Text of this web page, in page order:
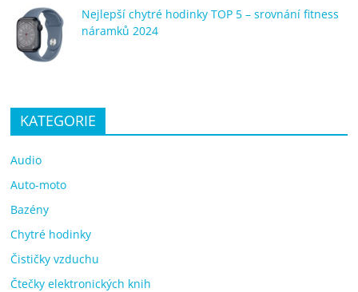
Nejlepší chytré hodinky TOP 5 – srovnání fitness
náramků 2024
KATEGORIE
Audio
Auto-moto
Bazény
Chytré hodinky
Čističky vzduchu
Čtečky elektronických knih